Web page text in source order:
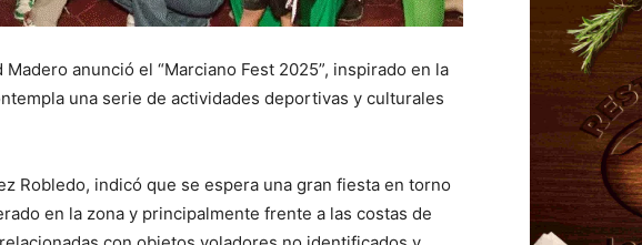
anunció el “Marciano Fest 2025”, inspirado en la
una serie de actividades deportivas y culturales
Robledo, indicó que se espera una gran fiesta en torno
en la zona y principalmente frente a las costas de